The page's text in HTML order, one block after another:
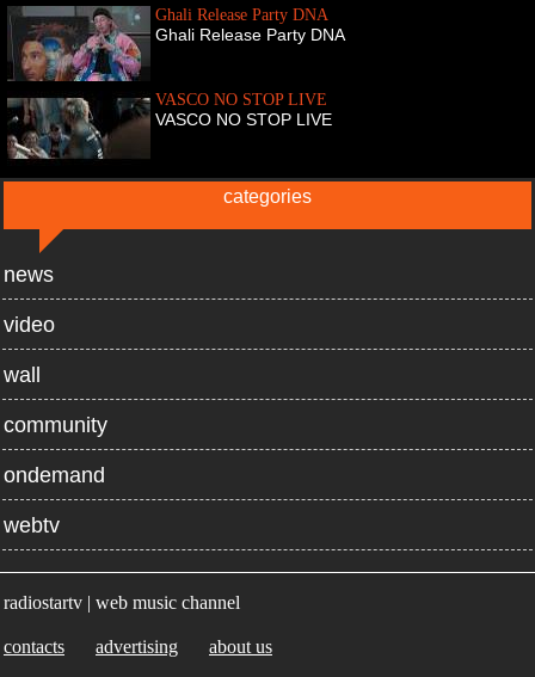
Ghali Release Party DNA
Ghali Release Party DNA
VASCO NO STOP LIVE
VASCO NO STOP LIVE
categories
news
video
wall
community
ondemand
webtv
radiostartv | web music channel
contacts advertising about us